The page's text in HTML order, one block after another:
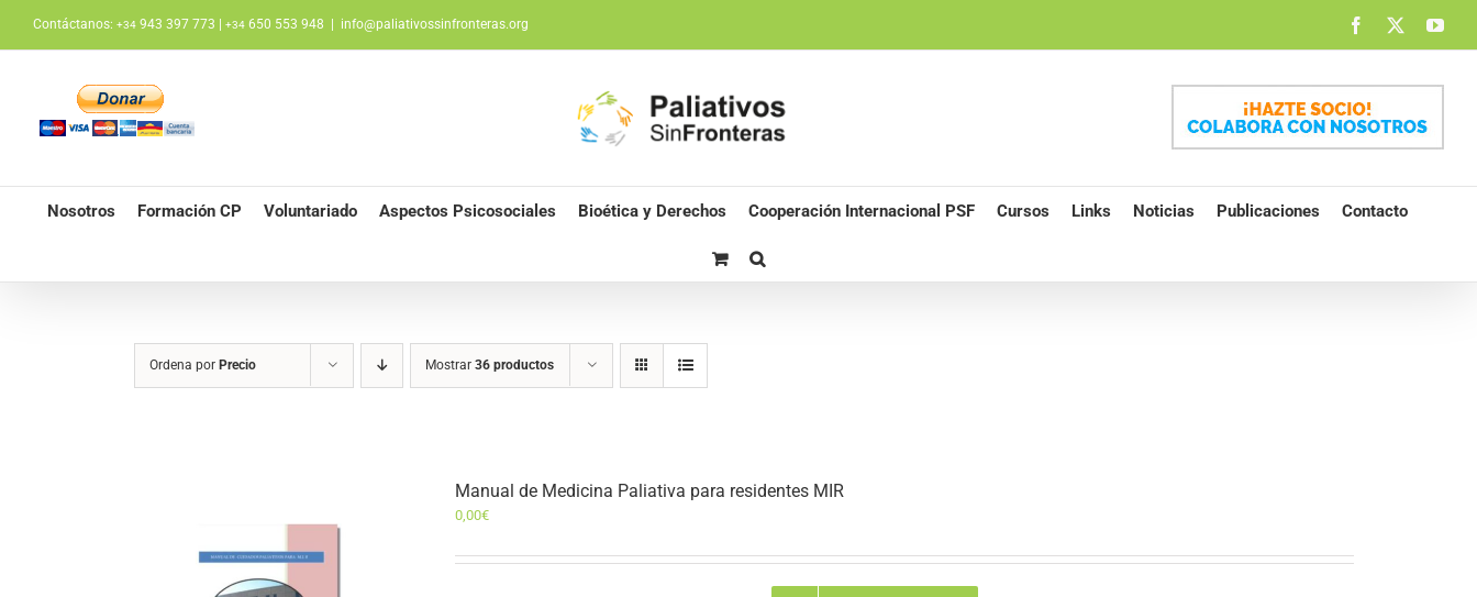
contenido
Contáctanos: +34 943 397 773 | +34 650 553 948 info@paliativossinfronteras.org Facebook
Nosotros Formación CP Voluntariado Aspectos Psicosociales Bioética y Derechos Cooperación Internacional PSF Cursos Links Noticias Publicaciones Contacto
Ordena por Precio Mostrar 36 productos
Manual de Medicina Paliativa para residentes MIR
0,00€